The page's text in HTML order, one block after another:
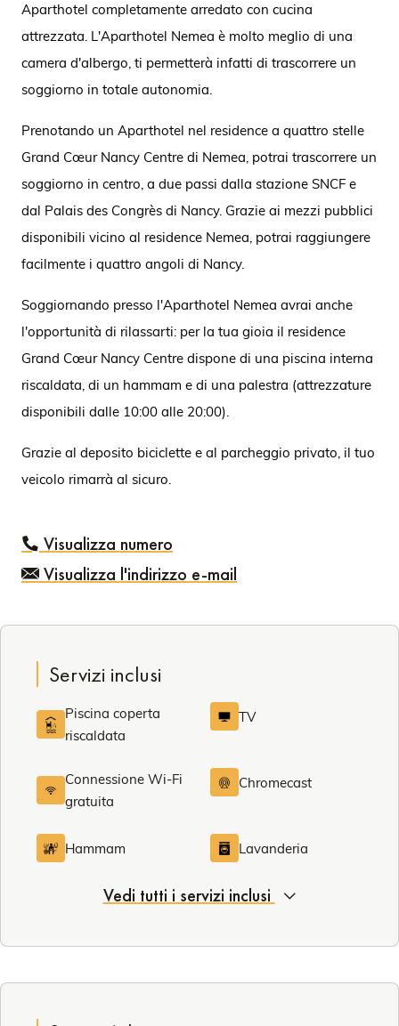
Aparthotel completamente arredato con cucina
attrezzata. L'Aparthotel Nemea è molto meglio di una
camera d'albergo, ti permetterà infatti di trascorrere un
soggiorno in totale autonomia.
Prenotando un Aparthotel nel residence a quattro stelle
Grand Cœur Nancy Centre di Nemea, potrai trascorrere un
soggiorno in centro, a due passi dalla stazione SNCF e
dal Palais des Congrès di Nancy. Grazie ai mezzi pubblici
disponibili vicino al residence Nemea, potrai raggiungere
facilmente i quattro angoli di Nancy.
Soggiornando presso l'Aparthotel Nemea avrai anche
l'opportunità di rilassarti: per la tua gioia il residence
Grand Cœur Nancy Centre dispone di una piscina interna
riscaldata, di un hammam e di una palestra (attrezzature
disponibili dalle 10:00 alle 20:00).
Grazie al deposito biciclette e al parcheggio privato, il tuo
veicolo rimarrà al sicuro.
Visualizza numero
Visualizza l'indirizzo e-mail
Servizi inclusi
Piscina coperta
riscaldata
TV
Connessione Wi-Fi
gratuita
Chromecast
Hammam Lavanderia
Vedi tutti i servizi inclusi